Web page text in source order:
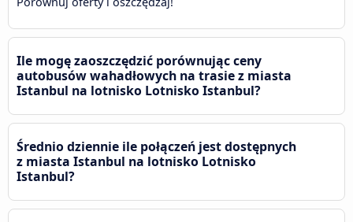
Ile mogę zaoszczędzić porównując ceny
autobusów wahadłowych na trasie z miasta
Istanbul na lotnisko Lotnisko Istanbul?
Średnio dziennie ile połączeń jest dostępnych
z miasta Istanbul na lotnisko Lotnisko
Istanbul?